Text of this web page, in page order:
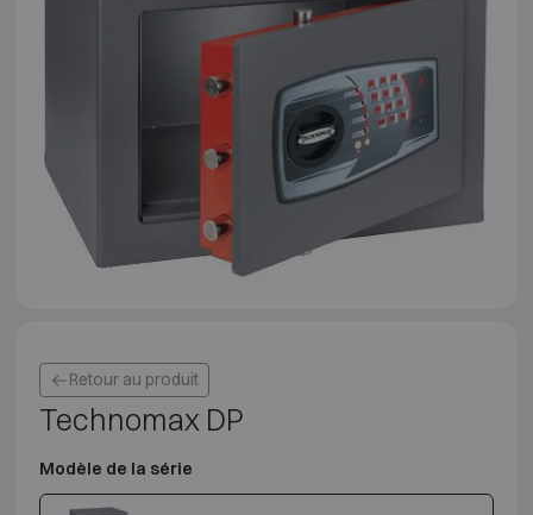
Retour au produit
Technomax DP
Modèle de la série